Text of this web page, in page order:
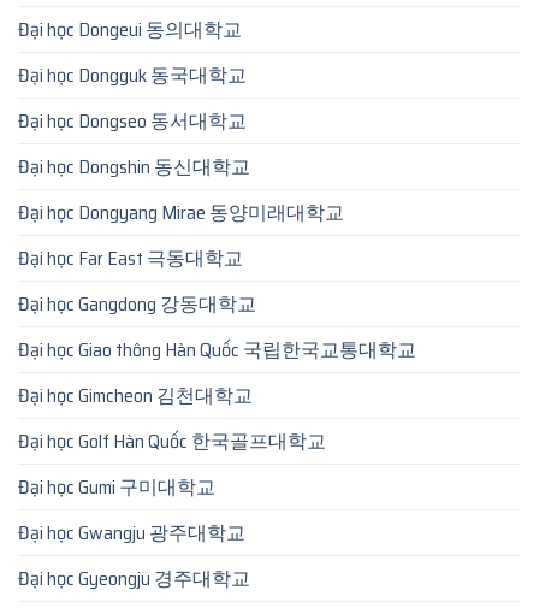
Đại học Dongeui 동의대학교
Đại học Dongguk 동국대학교
Đại học Dongseo 동서대학교
Đại học Dongshin 동신대학교
Đại học Dongyang Mirae 동양미래대학교
Đại học Far East 극동대학교
Đại học Gangdong 강동대학교
Đại học Giao thông Hàn Quốc 국립한국교통대학교
Đại học Gimcheon 김천대학교
Đại học Golf Hàn Quốc 한국골프대학교
Đại học Gumi 구미대학교
Đại học Gwangju 광주대학교
Đại học Gyeongju 경주대학교